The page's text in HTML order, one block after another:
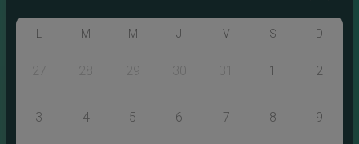
M M J V S D
27 28 29 30 31 1 2
3 4 5 6 7 8 9